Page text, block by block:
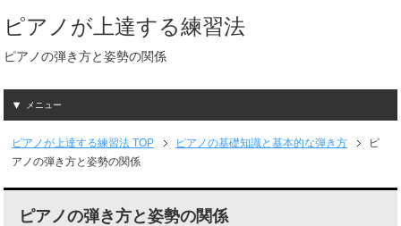
ピアノが上達する練習法
ピアノの弾き方と姿勢の関係
メニュー
ピアノが上達する練習法 TOP ピアノの基礎知識と基本的な弾き方
ピ
アノの弾き方と姿勢の関係
ピアノの弾き方と姿勢の関係